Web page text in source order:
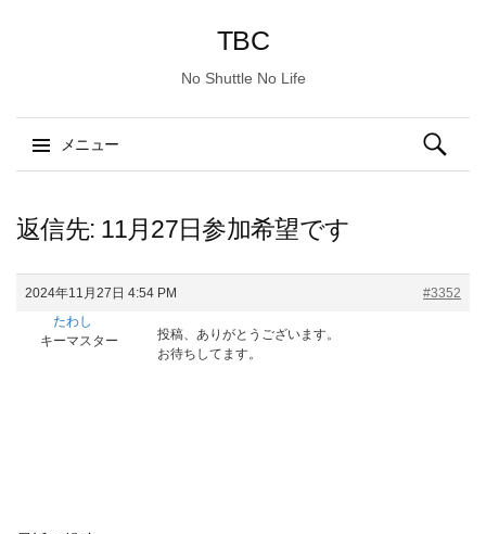
TBC
No Shuttle No Life
メニュー
ン
ン
ツ
検
索:
返信先: 11月27日参加希望です
2024年11月27日 4:54 PM
#3352
たわし
キーマスター
投稿、ありがとうございます。
お待ちしてます。